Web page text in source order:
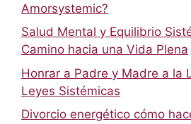
Amorsystemic?
Salud Mental y Equilibrio
Camino hacia una Vida Plena
Honrar a Padre y Madre a la
Leyes Sistémicas
Divorcio energético cómo